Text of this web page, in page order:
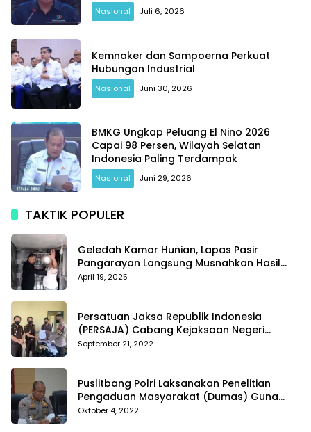
Nasional Juli 6, 2026
Kemnaker dan Sampoerna Perkuat
Hubungan Industrial
Nasional Juni 30, 2026
BMKG Ungkap Peluang El Nino 2026
Capai 98 Persen, Wilayah Selatan
Indonesia Paling Terdampak
Nasional Juni 29, 2026
TAKTIK POPULER
Geledah Kamar Hunian, Lapas Pasir
Pangarayan Langsung Musnahkan Hasil
Temuan
April 19, 2025
Persatuan Jaksa Republik Indonesia
(PERSAJA) Cabang Kejaksaan Negeri
Tanggamus resmi melaporkan Alvin Lim ke
September 21, 2022
Puslitbang Polri Laksanakan Penelitian
Pengaduan Masyarakat (Dumas) Guna
Meningkatkan Profesionalisme Personil Polri
Oktober 4, 2022